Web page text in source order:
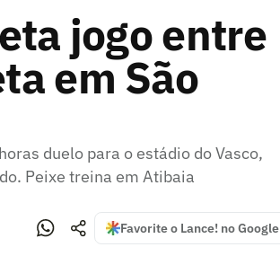
jogo entre
em São
duelo para o estádio do Vasco,
Peixe treina em Atibaia
Favorite o Lance! no Google